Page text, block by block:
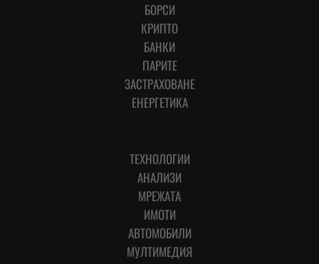
БОРСИ
КРИПТО
БАНКИ
ПАРИТЕ
ЗАСТРАХОВАНЕ
ЕНЕРГЕТИКА
ТЕХНОЛОГИИ
АНАЛИЗИ
МРЕЖАТА
ИМОТИ
АВТОМОБИЛИ
МУЛТИМЕДИЯ